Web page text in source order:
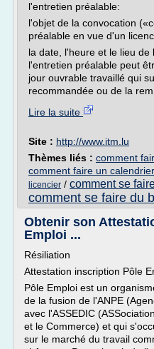
l'entretien préalable:
l'objet de la convocation
préalable en vue d'un
la date, l'heure et le lieu
l'entretien préalable peut
jour ouvrable travaillé qui
recommandée ou de la
Lire la suite
Site : http://www.itm.lu
Thèmes liés : comment
comment faire un
licencier / comment se
comment se faire du
Obtenir son
Emploi ...
Résiliation
Attestation inscription Pôle
Pôle Emploi est un
de la fusion de l'ANPE
avec l'ASSEDIC
et le Commerce) et qui
sur le marché du travail